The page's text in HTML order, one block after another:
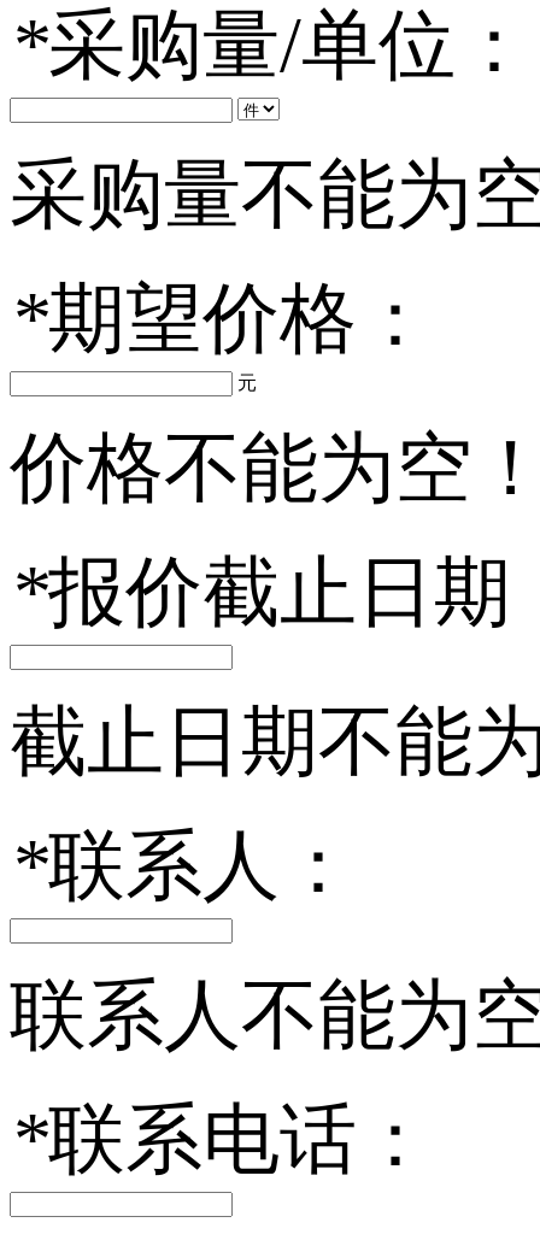
*采购量/单位：
采购量不能为
*期望价格：
元
价格不能为空
*报价截止日期
截止日期不能
*联系人：
联系人不能为
*联系电话：